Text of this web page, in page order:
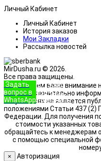
Личный Кабинет
Личный Кабинет
История заказов
Мои Закладки
Рассылка новостей
MirDusha.ru © 2026.
Все права защищены.
Обращаем ваше внимание
носит исключительно
условиях не является
положениями Статьи 437 (2)
Федерации. Для получения
стоимости указанных
обращайтесь к менеджерам
с помощью специальной
Задать
вопрос в
WhatsApp
+7 (933)
888-8322
Позвонить
×
Авторизация